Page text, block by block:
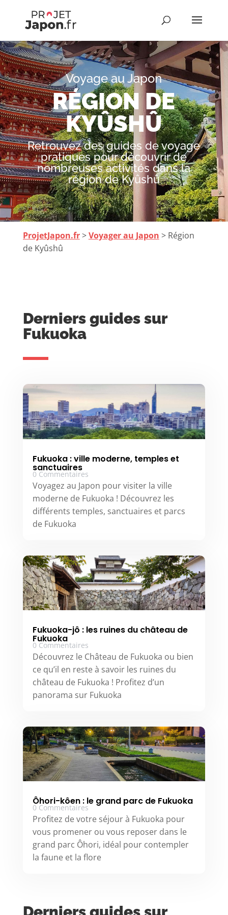
Voyage au Japon
RÉGION DE
KYÛSHÛ
Retrouvez des guides de voyage
pratiques pour découvrir de
nombreuses activités dans la
région de Kyûshû
ProjetJapon.fr>Voyager au Japon > Région
de Kyûshû
Derniers guides sur
Fukuoka
Fukuoka : ville moderne, temples et
sanctuaires
0 Commentaires
Voyagez au Japon pour visiter la ville
moderne de Fukuoka ! Découvrez les
différents temples, sanctuaires et parcs
de Fukuoka
Fukuoka-jô : les ruines du château de
Fukuoka
0 Commentaires
Découvrez le Château de Fukuoka ou bien
ce qu’il en reste à savoir les ruines du
château de Fukuoka ! Profitez d’un
panorama sur Fukuoka
Ôhori-kôen : le grand parc de Fukuoka
0 Commentaires
Profitez de votre séjour à Fukuoka pour
vous promener ou vous reposer dans le
grand parc Ôhori, idéal pour contempler
la faune et la flore